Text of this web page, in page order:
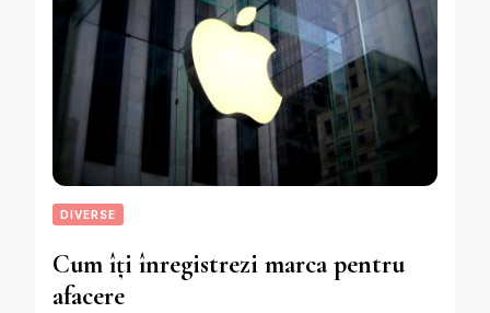
DIVERSE
Cum îți înregistrezi marca pentru
afacere